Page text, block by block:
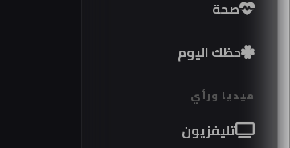
صحة
حظك اليوم
ميديا ورأي
تليفزيون